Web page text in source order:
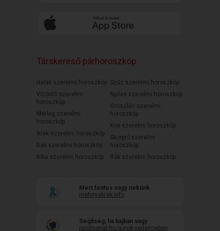
Társkereső párhoroszkóp
Halak szerelmi horoszkóp
Vízöntő szerelmi
horoszkóp
Mérleg szerelmi
horoszkóp
Ikrek szerelmi horoszkóp
Bak szerelmi horoszkóp
Bika szerelmi horoszkóp
Szűz szerelmi horoszkóp
Nyilas szerelmi horoszkóp
Oroszlán szerelmi
horoszkóp
Kos szerelmi horoszkóp
Skorpió szerelmi
horoszkóp
Rák szerelmi horoszkóp
Mert fontos vagy nekünk
mehnyakrak.info
Segítség, ha bajban vagy
randivonal.hu/a-nok-vedelmeben